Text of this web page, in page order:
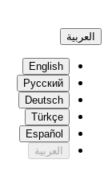
العربية
English
Русский
Deutsch
Türkçe
Español
العربية